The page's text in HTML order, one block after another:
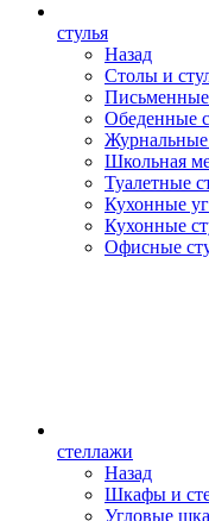
стулья
Назад
Столы и
Обеденные
Журнальные
Школьная
Туалетные
Кухонные
Кухонные
Офисные
стеллажи
Назад
Шкафы и
Угловые